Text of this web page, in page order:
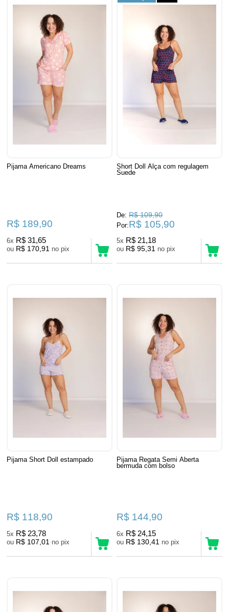
Pijama Americano Dreams
R$ 189,90
6x R$ 31,65
ou R$ 170,91 no pix
Short Doll Alça com regulagem
Suede
De: R$ 109,90
Por:R$ 105,90
5x R$ 21,18
ou R$ 95,31 no pix
Pijama Short Doll estampado
R$ 118,90
5x R$ 23,78
ou R$ 107,01 no pix
Pijama Regata Semi Aberta
bermuda com bolso
R$ 144,90
6x R$ 24,15
ou R$ 130,41 no pix